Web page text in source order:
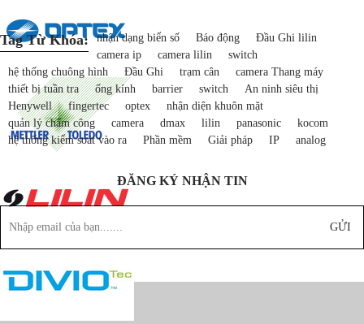
Tag Từ Khóa: nhận dạng biển số Báo động
Đầu Ghi lilin
camera ip
camera lilin
switch
hệ thống chuông hình
Đầu Ghi trạm cân
camera Thang máy
thiết bị tuần tra
ống kính barrier switch
An ninh siêu thị
Henywell
fingertec optex
nhận diện khuôn mặt
quản lý chấm công
camera dmax lilin panasonic
kocom
hệ thống kiểm soát vào ra
Phần mềm Giải pháp IP analog
ĐĂNG KÝ NHẬN TIN
GỬI